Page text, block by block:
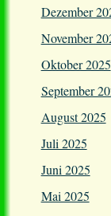
Dezember
November
Oktober 2025
September
August 2025
Juli 2025
Juni 2025
Mai 2025